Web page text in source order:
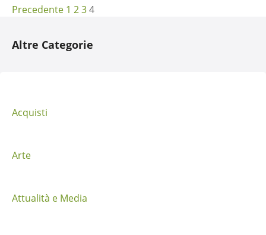
N
a
g
z
o
Precedente 1 234
Altre Categorie
Acquisti
Arte
Attualità e Media